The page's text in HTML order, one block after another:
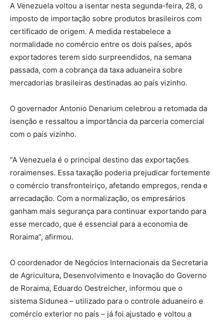
A Venezuela voltou a isentar nesta segunda-feira, 28, o
imposto de importação sobre produtos brasileiros com
certificado de origem. A medida restabelece a
normalidade no comércio entre os dois países, após
exportadores terem sido surpreendidos, na semana
passada, com a cobrança da taxa aduaneira sobre
mercadorias brasileiras destinadas ao país vizinho.
O governador Antonio Denarium celebrou a retomada da
isenção e ressaltou a importância da parceria comercial
com o país vizinho.
“A Venezuela é o principal destino das exportações
roraimenses. Essa taxação poderia prejudicar fortemente
o comércio transfronteiriço, afetando empregos, renda e
arrecadação. Com a normalização, os empresários
ganham mais segurança para continuar exportando para
esse mercado, que é essencial para a economia de
Roraima”, afirmou.
O coordenador de Negócios Internacionais da Secretaria
de Agricultura, Desenvolvimento e Inovação do Governo
de Roraima, Eduardo Oestreicher, informou que o
sistema Sidunea – utilizado para o controle aduaneiro e
comércio exterior no país – já foi ajustado e voltou a